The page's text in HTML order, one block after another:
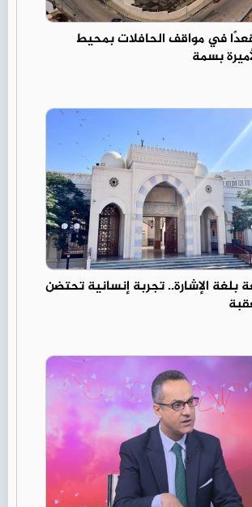
15 مقعدًا في مواقف الحافلات بمحيط
بسمة
بلغة الإشارة.. تجربة إنسانية تحتضن